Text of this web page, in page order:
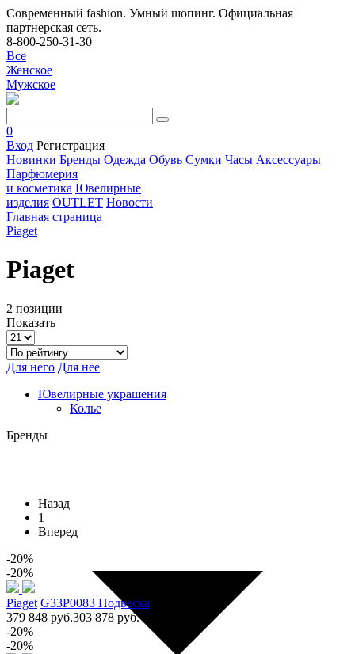
Современный fashion. Умный шопинг. Официальная
партнерская сеть.
8-800-250-31-30
Все
Женское
Мужское
0
Вход Регистрация
Новинки Бренды Одежда Обувь Сумки Часы Аксессуары
Парфюмерия
и косметика Ювелирные
изделия OUTLET Новости
Главная страница
Piaget
Piaget
2 позиции
Показать
Для него Для нее
Ювелирные украшения
Колье
Бренды
Назад
1
Вперед
-20%
-20%
Piaget G33P0083 Подвеска
379 848 руб.303 878 руб.
-20%
-20%